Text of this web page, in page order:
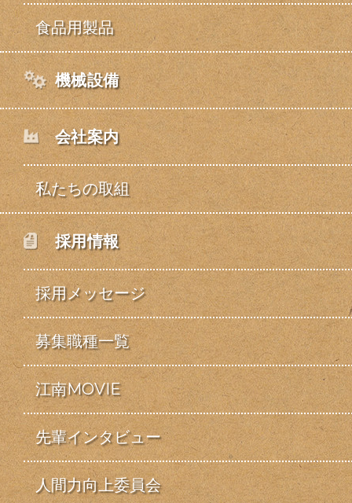
食品用製品
機械設備
会社案内
私たちの取組
採用情報
採用メッセージ
募集職種一覧
江南MOVIE
先輩インタビュー
人間力向上委員会